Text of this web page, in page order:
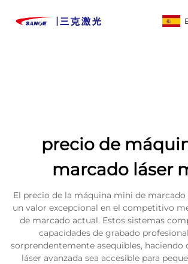
precio de
marcado láser
El precio de la máquina mini de marcado
un valor excepcional en el competitivo
de marcado actual. Estos sistemas
capacidades de grabado
sorprendentemente asequibles, haciendo
láser avanzada sea accesible para